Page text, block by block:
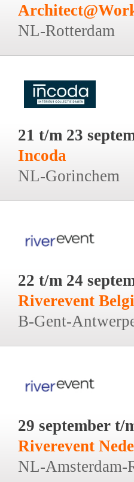
NL-Rotterdam
21 t/m 23
Incoda
NL-Gorinchem
22 t/m 24
Riverevent
B-Gent-
29 september t/
Riverevent
NL-Amsterdam-